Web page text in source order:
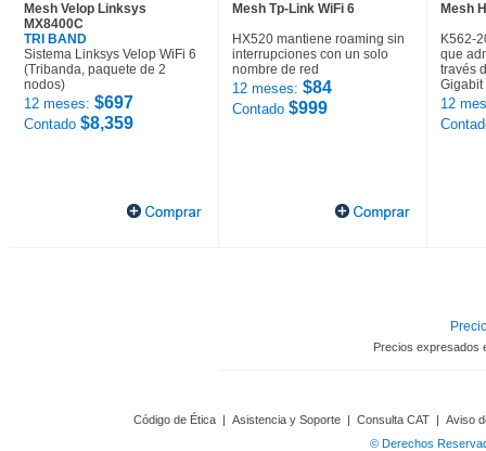
Mesh Velop Linksys
MX8400C
TRI BAND
Sistema Linksys Velop WiFi 6
(Tribanda, paquete de 2
nodos)
12 meses: $697
Contado $8,359
Mesh Tp-Link WiFi 6
HX520 mantiene roaming sin
interrupciones con un solo
nombre de red
12 meses: $84
Contado $999
Mesh
K562-
que
través
Gigabit
12
Precios expresados
Código de Ética | Asistencia y Soporte | Consulta CAT | Aviso
© Derechos